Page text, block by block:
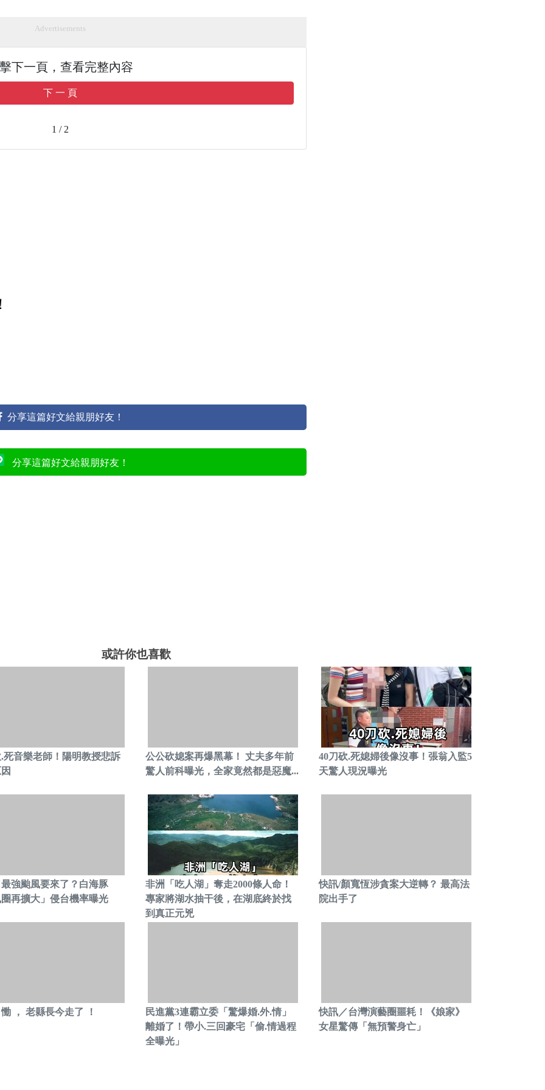
Advertisements
下一頁，查看完整內容
下 一 頁
1 / 2
分享這篇好文給親朋好友！
分享這篇好文給親朋好友！
或許你也喜歡
死音樂老師！陽明教授悲訴
公公砍媳案再爆黑幕！ 丈夫多年前
驚人前科曝光，全家竟然都是惡魔...
40刀砍.死媳婦後像沒事！張翁入監5
天驚人現況曝光
強颱風要來了？白海豚
再擴大」侵台機率曝光
非洲「吃人湖」奪走2000條人命！
專家將湖水抽干後，在湖底終於找
到真正元兇
快訊/顏寬恆涉貪案大逆轉？ 最高法
院出手了
， 老縣長今走了 ！
民進黨3連霸立委「驚爆婚.外.情」
離婚了！帶小.三回豪宅「偷.情過程
全曝光」
快訊／台灣演藝圈噩耗！《娘家》
女星驚傳「無預警身亡」